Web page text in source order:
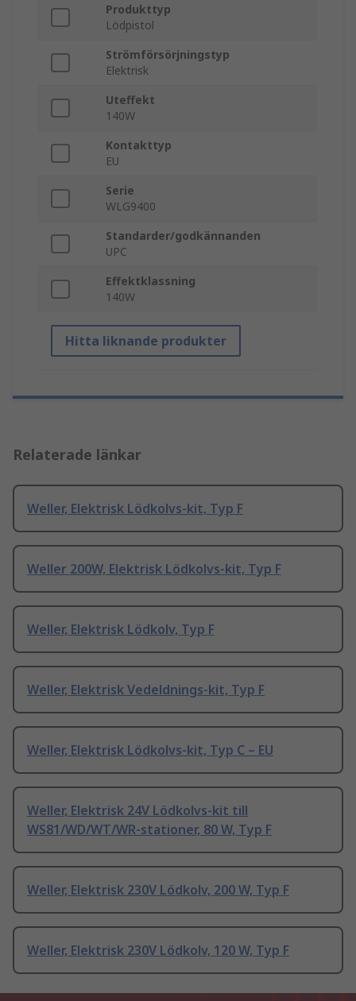
Produkttyp
Lödpistol
Strömförsörjningstyp
Elektrisk
Uteffekt
140W
Kontakttyp
EU
Serie
WLG9400
Standarder/godkännanden
UPC
Effektklassning
140W
Hitta liknande produkter
Relaterade länkar
Weller, Elektrisk Lödkolvs-kit, Typ F
Weller 200W, Elektrisk Lödkolvs-kit, Typ F
Weller, Elektrisk Lödkolv, Typ F
Weller, Elektrisk Vedeldnings-kit, Typ F
Weller, Elektrisk Lödkolvs-kit, Typ C – EU
Weller, Elektrisk 24V Lödkolvs-kit till
WS81/WD/WT/WR-stationer, 80 W, Typ F
Weller, Elektrisk 230V Lödkolv, 200 W, Typ F
Weller, Elektrisk 230V Lödkolv, 120 W, Typ F